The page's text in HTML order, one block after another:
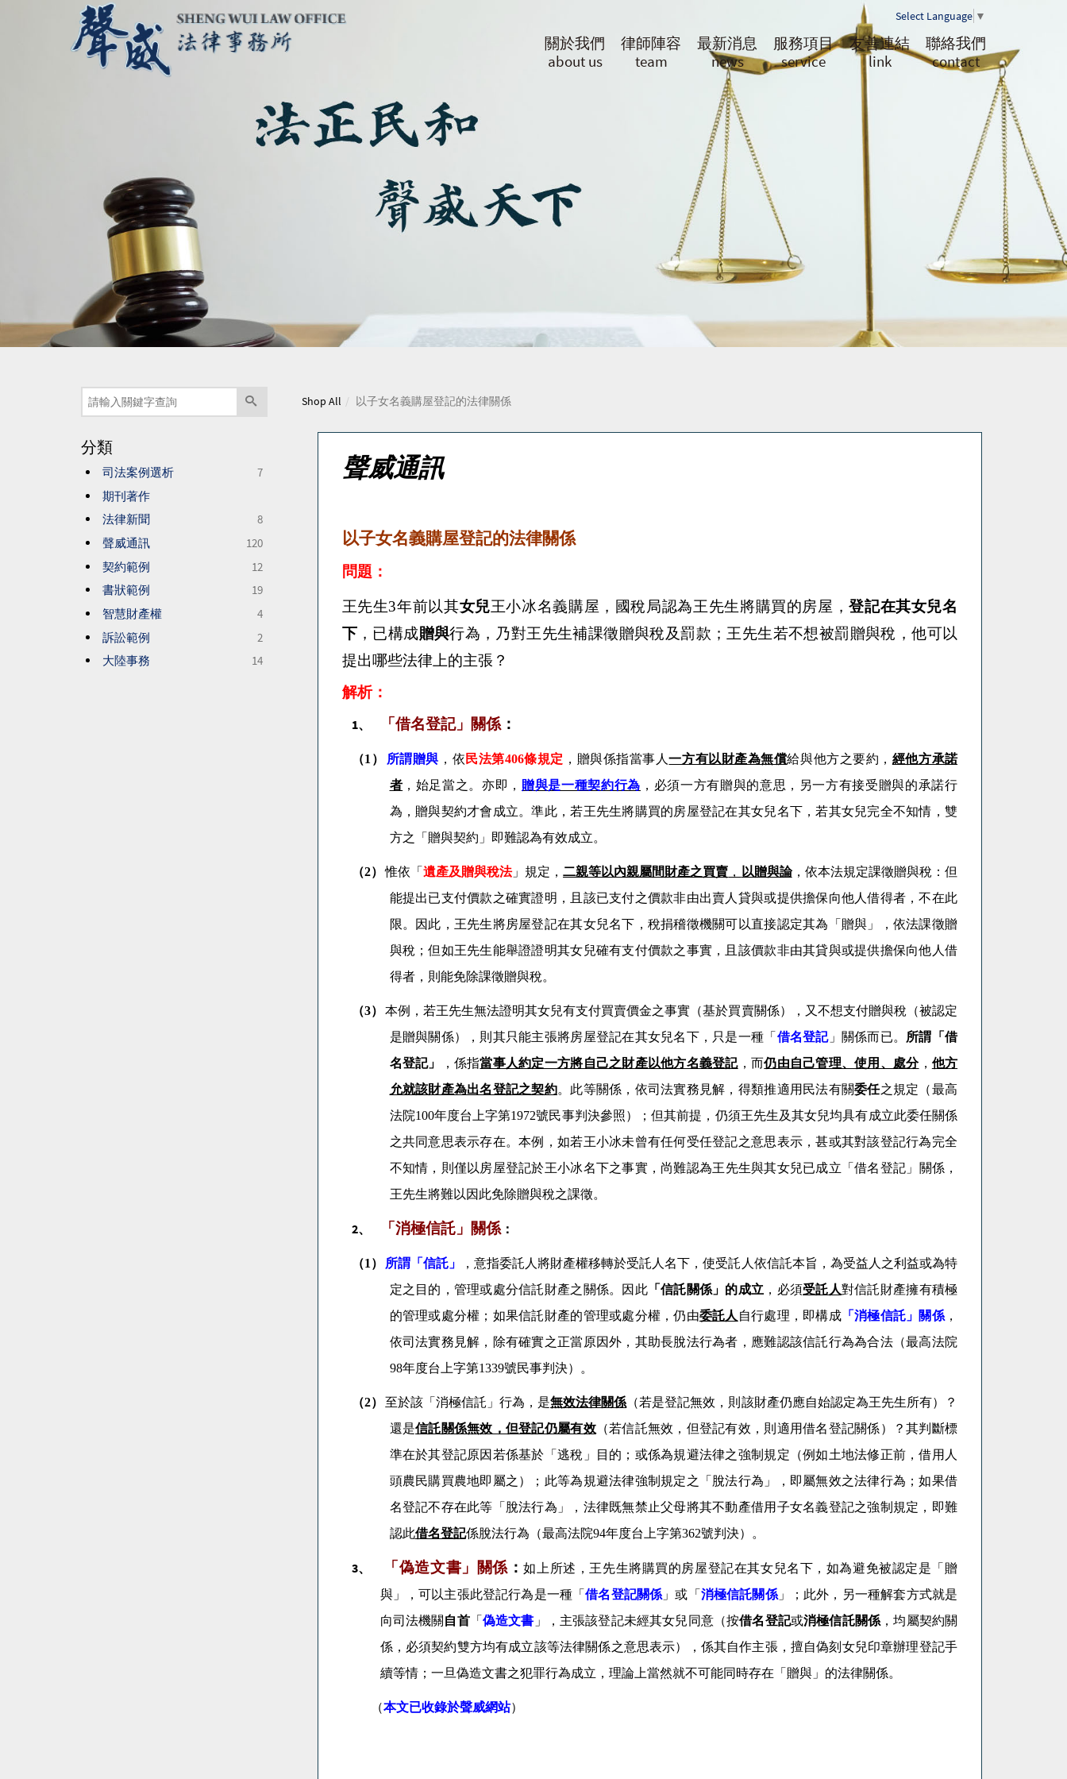
Select Language ▼
關於我們
about us
律師陣容
team
最新消息
news
服務項目
service
友善連結
link
聯絡我們
contact
分類
司法案例選析
7
期刊著作
法律新聞
8
聲威通訊
120
契約範例
12
書狀範例
19
智慧財產權
4
訴訟範例
2
大陸事務
14
Shop All 以子女名義購屋登記的法律關係
聲威通訊
以子女名義購屋登記的法律關係
問題：
王先生3年前以其女兒王小冰名義購屋，國稅局認為王先生將購買的房屋，登記在其女兒名
下，已構成贈與行為 ，乃對王先生補課徵贈與稅及罰款； 王先生若不想被罰贈與稅，他可以
提出哪些法律上的主張？
解析：
1、 「借名登記」關係：
（1） 所謂贈與 ，依 民法第406條規定 ， 贈與係指當事人一方有以財產為無償給與他方之要約， 經他方承諾
者 ，始足當之。亦即， 贈與是一種契約行為 ，必須一方有贈與的意思，另一方有接受贈與的承諾行
為，贈與契約才會成立。準此，若王先生將購買的房屋登記在其女兒名下，若其女兒完全不知情，雙
方之「贈與契約」即難認為有效成立。
（2） 惟依「 遺產及贈與稅法」規定，二親等以內親屬間財產之買賣 ， 以贈與論，依本法規定課徵贈與稅：但
能提出已支付價款之確實證明，且該已支付之價款非由出賣人貸與或提供擔保向他人借得者，不在此
限。因此， 王先生將房屋登記在其女兒名下，稅捐稽徵機關可以直接認定其為「贈與」，依法課徵贈
與稅；但如王先生能舉證證明其女兒確有支付價款之事實，且該價款非由其貸與或提供擔保向他人借
得者，則能免除課徵贈與稅。
（3） 本例，若王先生無法證明其女兒有支付買賣價金之事實（基於買賣關係），又不想支付贈與稅（被認定
是贈與關係），則其只能主張將房屋登記在其女兒名下，只是一種「 借名登記」關係而已。 所謂「借
名登記」 ，係指當事人約定一方將自己之財產以他方名義登記，而仍由自己管理、使用、處分， 他方
允就該財產為出名登記之契約。此等關係，依司法實務見解，得類推適用民法有關委任之規定（最高
法院100年度台上字第1972號民事判決參照）；但其前提，仍須王先生及其女兒均具有成立此委任關係
之共同意思表示存在。本例，如若王小冰未曾有任何受任登記之意思表示，甚或其對該登記行為完全
不知情，則僅以 房屋登記於王小冰名下之事實，尚難認為王先生與其女兒已成立「借名登記 」關係，
王先生將難以因此免除贈與稅之課徵。
2、 「消極信託」關係：
（1） 所謂「信託」 ，意指委託人將財產權移轉於受託人名下，使受託人依信託本旨， 為受益人之利益或為特
定之目的，管理或處分信託財產之關係。因此「信託關係」的成立 ，必須受託人對信託財產擁有積極
的管理或處分權；如果信託財產的管理或處分權，仍由委託人 自行處理，即構成「消極信託」關係 ，
依司法實務見解，除有確實之正當原因外，其助長脫法行為者，應難認該信託行為為合法（最高法院
98年度台上字第1339號民事判決） 。
（2） 至於該「消極信託」行為，是無效法律關係 （若是登記無效，則該財產仍應自始認定為王先生所有）？
還是信託關係無效，但登記仍屬有效（若信託無效，但登記有效，則適用借名登記關係）？其判斷標
準在於其登記原因若係基於「逃稅」目的；或係為規避法律之強制規定（例如土地法修正前，借用人
頭農民購買農地即屬之）；此等為規避法律強制規定之「脫法行為」，即屬無效之法律行為；如果借
名登記不存在此等「脫法行為」，法律既無禁止父母將其不動產借用子女名義登記之強制規定，即難
認此借名登記係脫法行為（最高法院94年度台上字第362號判決）。
3、 「偽造文書」關係 ：如上所述， 王先生將購買的房屋登記在其女兒名下，如為避免被認定是「贈
與」，可以主張此登記行為是一種「借名登記關係 」或「 消極信託關係」；此外，另一種解套方式就是
向司法機關 自首「 偽造文書 」，主張該登記未經其女兒同意（按借名登記或消極信託關係 ，均屬契約關
係，必須契約雙方均有成立該等法律關係之意思表示），係其自作主張，擅自偽刻女兒印章辦理登記手
續等情；一旦偽造文書之犯罪行為成立，理論上當然就不可能同時存在「贈與」的法律關係。
（本文已收錄於聲威網站）